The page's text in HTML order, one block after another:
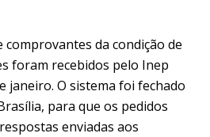
da condição de
foram recebidos pelo Inep
janeiro. O sistema foi fechado
para que os pedidos
enviadas aos